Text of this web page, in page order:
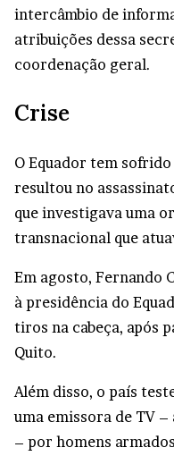
intercâmbio de
atribuições dessa
coordenação geral.
Crise
O Equador tem
resultou no
que investigava uma
transnacional que
Em agosto, Fernando
à presidência do
tiros na cabeça, após
Quito.
Além disso, o país
uma emissora de TV –
– por homens